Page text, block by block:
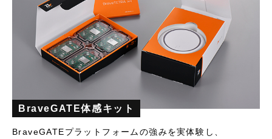
BraveGATE体感キット
BraveGATEプラットフォームの強みを実体験し、